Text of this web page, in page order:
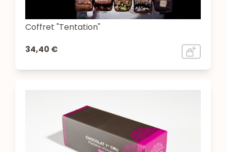
Coffret "Tentation"
34,40 €